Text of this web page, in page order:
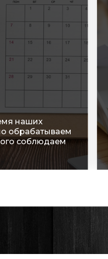
наших
обрабатываем
соблюдаем